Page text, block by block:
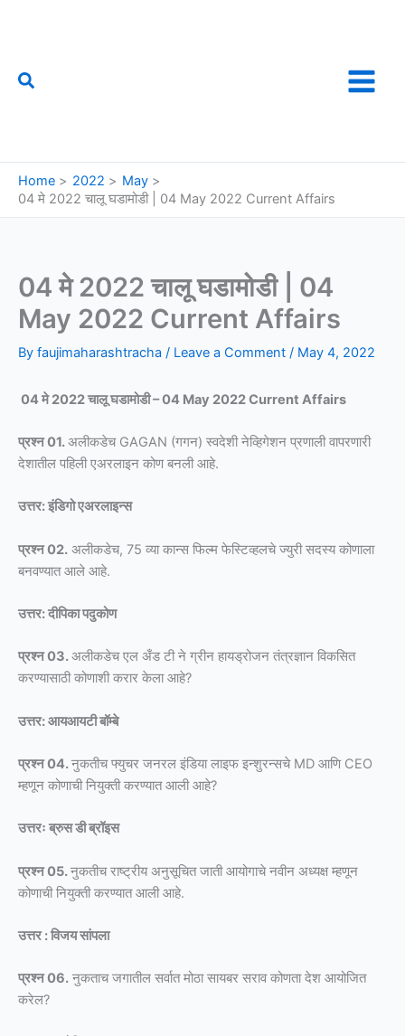
Search
Home 2022
May
04 मे 2022 चालू घडामोडी | 04 May 2022 Current Affairs
04 मे 2022 चालू घडामोडी | 04
May 2022 Current Affairs
By faujimaharashtracha / Leave a Comment / May 4, 2022
04 मे 2022 चालू घडामोडी – 04 May 2022 Current Affairs
प्रश्न 01.अलीकडेच GAGAN (गगन) स्वदेशी नेव्हिगेशन प्रणाली वापरणारी
देशातील पहिली एअरलाइन कोण बनली आहे.
उत्तर: इंडिगो एअरलाइन्स
प्रश्न 02. अलीकडेच, 75 व्या कान्स फिल्म फेस्टिव्हलचे ज्युरी सदस्य कोणाला
बनवण्यात आले आहे.
उत्तर: दीपिका पदुकोण
प्रश्न 03.अलीकडेच एल अँड टी ने ग्रीन हायड्रोजन तंत्रज्ञान विकसित
करण्यासाठी कोणाशी करार केला आहे?
उत्तर: आयआयटी बॉम्बे
प्रश्न 04.नुकतीच फ्युचर जनरल इंडिया लाइफ इन्शुरन्सचे MD आणि CEO
म्हणून कोणाची नियुक्ती करण्यात आली आहे?
उत्तरः ब्रुस डी ब्रॉइस
प्रश्न 05.नुकतीच राष्ट्रीय अनुसूचित जाती आयोगाचे नवीन अध्यक्ष म्हणून
कोणाची नियुक्ती करण्यात आली आहे.
उत्तर : विजय सांपला
प्रश्न 06. नुकताच जगातील सर्वात मोठा सायबर सराव कोणता देश आयोजित
करेल?